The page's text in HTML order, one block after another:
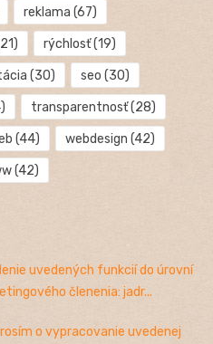
reklama (67)
rýchlosť(19)
(30) seo (30)
transparentnosť(28)
(44) webdesign (42)
(42)
uvedených funkcií do úrovní
členenia: jadr...
o vypracovanie uvedenej